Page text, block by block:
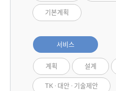
기본계획
서비스
계획 설계
TK · 대안 · 기술제안